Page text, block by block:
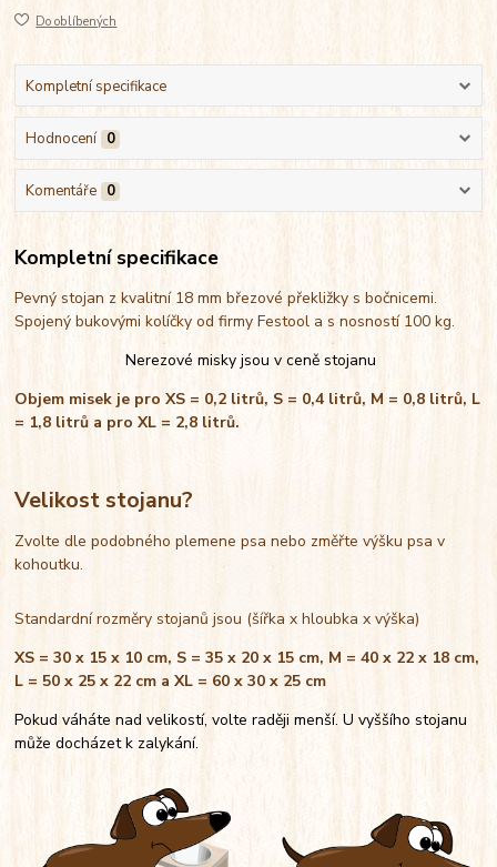
Do oblíbených
Kompletní specifikace
Hodnocení 0
Komentáře 0
Kompletní specifikace
Pevný stojan z kvalitní 18 mm březové překližky s bočnicemi.
Spojený bukovými kolíčky od firmy Festool a s nosností 100 kg.
Nerezové misky jsou v ceně stojanu
Objem misek je pro XS = 0,2 litrů, S = 0,4 litrů, M = 0,8 litrů, L
= 1,8 litrů a pro XL = 2,8 litrů.
Velikost stojanu?
Zvolte dle podobného plemene psa nebo změřte výšku psa v
kohoutku.
Standardní rozměry stojanů jsou (šířka x hloubka x výška)
XS = 30 x 15 x 10 cm, S = 35 x 20 x 15 cm, M = 40 x 22 x 18 cm,
L = 50 x 25 x 22 cm a XL = 60 x 30 x 25 cm
Pokud váháte nad velikostí, volte raději menší. U vyššího stojanu
může docházet k zalykání.